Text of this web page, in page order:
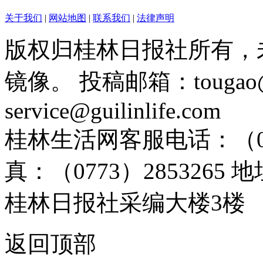
关于我们 | 网站地图 | 联系我们 | 法律声明
版权归桂林日报社所有
镜像。 投稿邮箱：
service@guilinlife.com
桂林生活网客服电话：（
真：（0773）2853265
桂林日报社采编大楼3楼
返回顶部